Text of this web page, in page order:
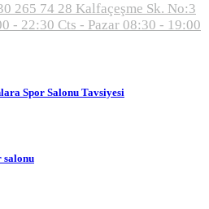
265 74 28 Kalfaçeşme Sk. No:3
- 22:30 Cts - Pazar 08:30 - 19:00
Spor Salonu Tavsiyesi
salonu